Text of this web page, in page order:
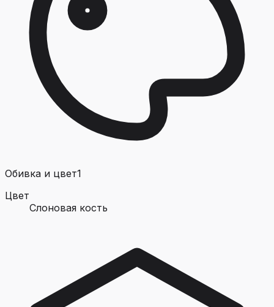
Обивка и цвет1
Цвет
Слоновая кость